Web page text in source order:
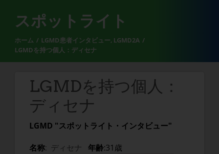
エ
リ
スポットライト
ホーム LGMD患者インタビュー LGMD2A
LGMDを持つ個人：ディセナ
LGMDを持つ個人：
ディセナ
LGMD "スポットライト・インタビュー"
名称: ディセナ 年齢:31歳